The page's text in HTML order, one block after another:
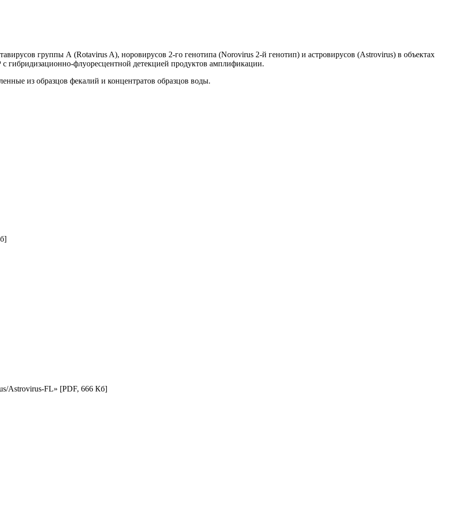
группы А (Rotavirus A), норовирусов 2-го генотипа (Norovirus 2-й генотип) и астровирусов (Astrovirus) в объектах
флуоресцентной детекцией продуктов амплификации.
из образцов фекалий и концентратов образцов воды.
Astrovirus-FL» [PDF, 666 Кб]